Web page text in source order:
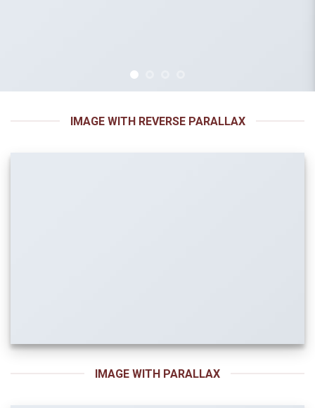
IMAGE WITH REVERSE PARALLAX
IMAGE WITH PARALLAX